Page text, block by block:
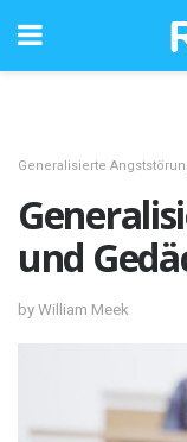
Generalisierte
und
by William Meek